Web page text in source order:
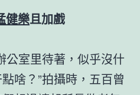
健樂且加戲
室里待著，似乎沒什
啥？”拍攝時，五百曾